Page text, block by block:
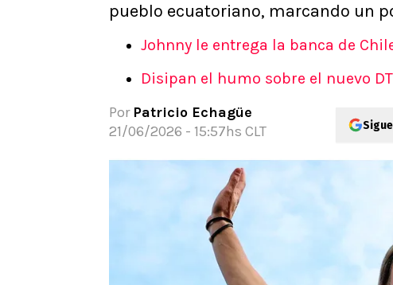
Pronósticos
Apuesta del día
pueblo ecuatoriano, marcando un
Johnny le entrega la banca de
Disipan el humo sobre el nuevo
Por Patricio Echagüe
21/06/2026 - 15:57hs CLT